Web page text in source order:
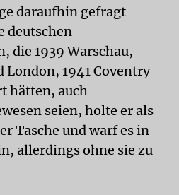
daraufhin gefragt
deutschen
die 1939 Warschau,
London, 1941 Coventry
hätten, auch
seien, holte er als
Tasche und warf es in
allerdings ohne sie zu